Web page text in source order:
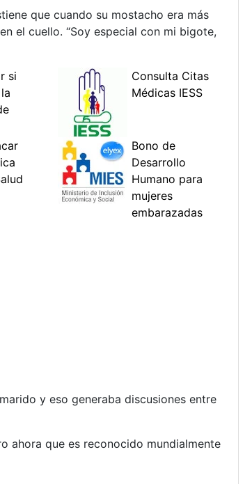
que cuando su mostacho era más
el cuello. “Soy especial con mi bigote,
y eso generaba discusiones entre
ahora que es reconocido mundialmente